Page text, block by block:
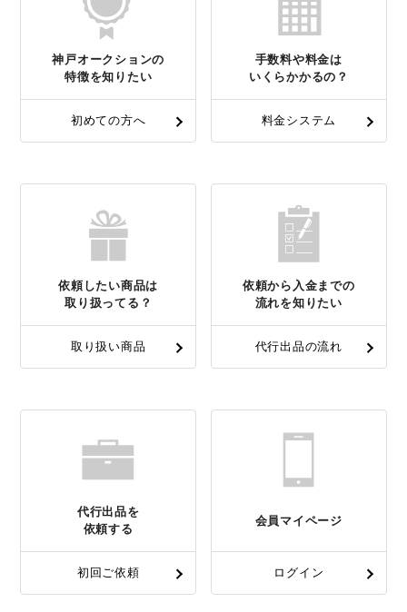
神戸オークションの
特徴を知りたい
初めての方へ
手数料や料金は
いくらかかるの？
料金システム
依頼したい商品は
取り扱ってる？
取り扱い商品
依頼から入金までの
流れを知りたい
代行出品の流れ
代行出品を
依頼する
初回ご依頼
会員マイページ
ログイン